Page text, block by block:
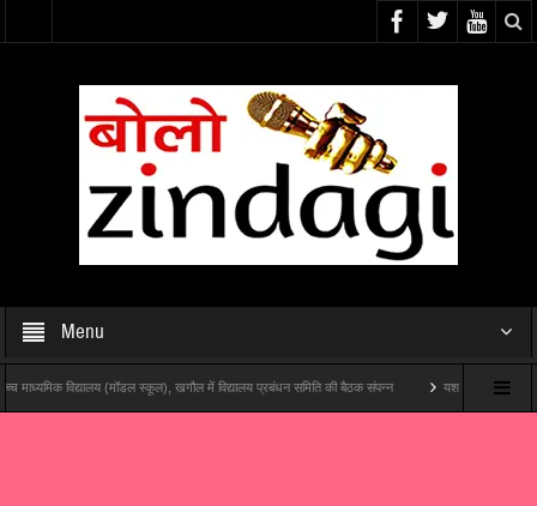
Menu
विद्यालय (मॉडल स्कूल), खगौल में विद्यालय प्रबंधन समिति की बैठक संपन्न यश राज फिल्म्स और पोशम पा